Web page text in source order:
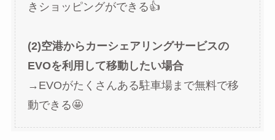
きショッピングができる👍
(2)空港からカーシェアリングサービスの
EVOを利用して移動したい場合
→EVOがたくさんある駐車場まで無料で移
動できる🤩